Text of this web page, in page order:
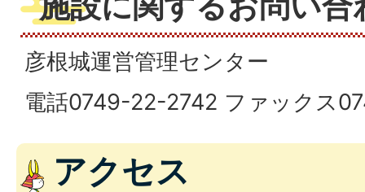
彦根城運営管理センター
電話0749-22-2742 ファックス
アクセス